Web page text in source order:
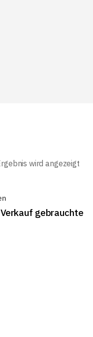
wird angezeigt
gebrauchte